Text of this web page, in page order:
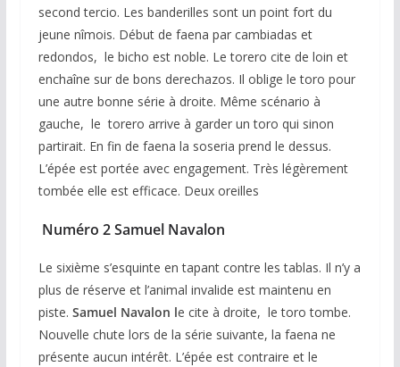
second tercio. Les banderilles sont un point fort du
jeune nîmois. Début de faena par cambiadas et
redondos, le bicho est noble. Le torero cite de loin et
enchaîne sur de bons derechazos. Il oblige le toro pour
une autre bonne série à droite. Même scénario à
gauche, le torero arrive à garder un toro qui sinon
partirait. En fin de faena la soseria prend le dessus.
L’épée est portée avec engagement. Très légèrement
tombée elle est efficace. Deux oreilles
Numéro 2 Samuel Navalon
Le sixième s’esquinte en tapant contre les tablas. Il n’y a
plus de réserve et l’animal invalide est maintenu en
piste. Samuel Navalon le cite à droite, le toro tombe.
Nouvelle chute lors de la série suivante, la faena ne
présente aucun intérêt. L’épée est contraire et le